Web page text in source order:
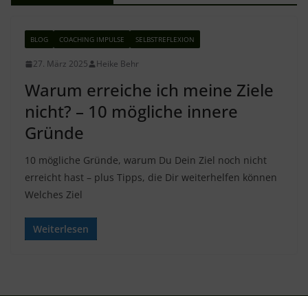
BLOG COACHING IMPULSE SELBSTREFLEXION
27. März 2025 Heike Behr
Warum erreiche ich meine Ziele
nicht? – 10 mögliche innere
Gründe
10 mögliche Gründe, warum Du Dein Ziel noch nicht
erreicht hast – plus Tipps, die Dir weiterhelfen können
Welches Ziel
Weiterlesen